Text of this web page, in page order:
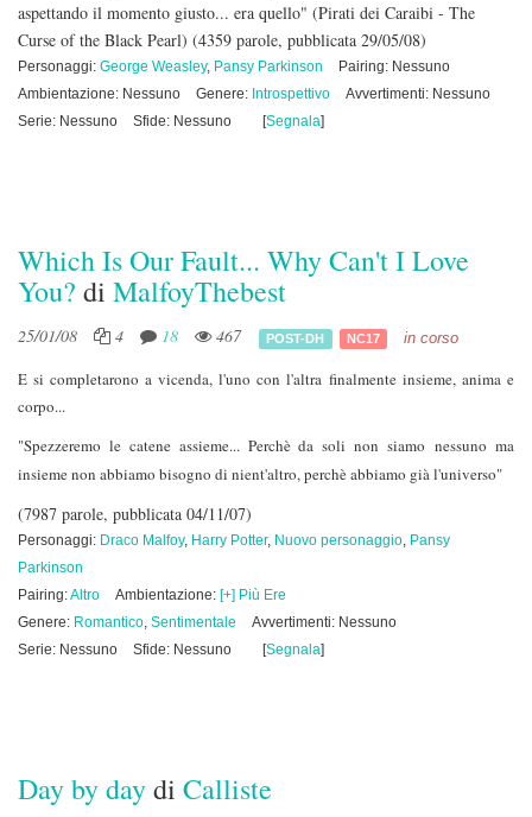
aspettando il momento giusto... era quello" (Pirati dei Caraibi - The
Curse of the Black Pearl) (4359 parole, pubblicata 29/05/08)
Personaggi: George Weasley, Pansy Parkinson
Pairing: Nessuno
Ambientazione: Nessuno
Genere: Introspettivo
Avvertimenti: Nessuno
Serie: Nessuno
Sfide: Nessuno [Segnala]
Which Is Our Fault... Why Can't I Love
You? di MalfoyThebest
25/01/08 4 18 467 POST-DH NC17 in corso
E si completarono a vicenda, l'uno con l'altra finalmente insieme, anima e
corpo...
"Spezzeremo le catene assieme... Perchè da soli non siamo nessuno ma
insieme non abbiamo bisogno di nient'altro, perchè abbiamo già l'universo"
(7987 parole, pubblicata 04/11/07)
Personaggi: Draco Malfoy, Harry Potter, Nuovo personaggio, Pansy
Parkinson
Pairing:Altro Ambientazione: [+] Più Ere
Genere: Romantico, Sentimentale
Avvertimenti: Nessuno
Serie: Nessuno
Sfide: Nessuno [Segnala]
Day by daydi Calliste